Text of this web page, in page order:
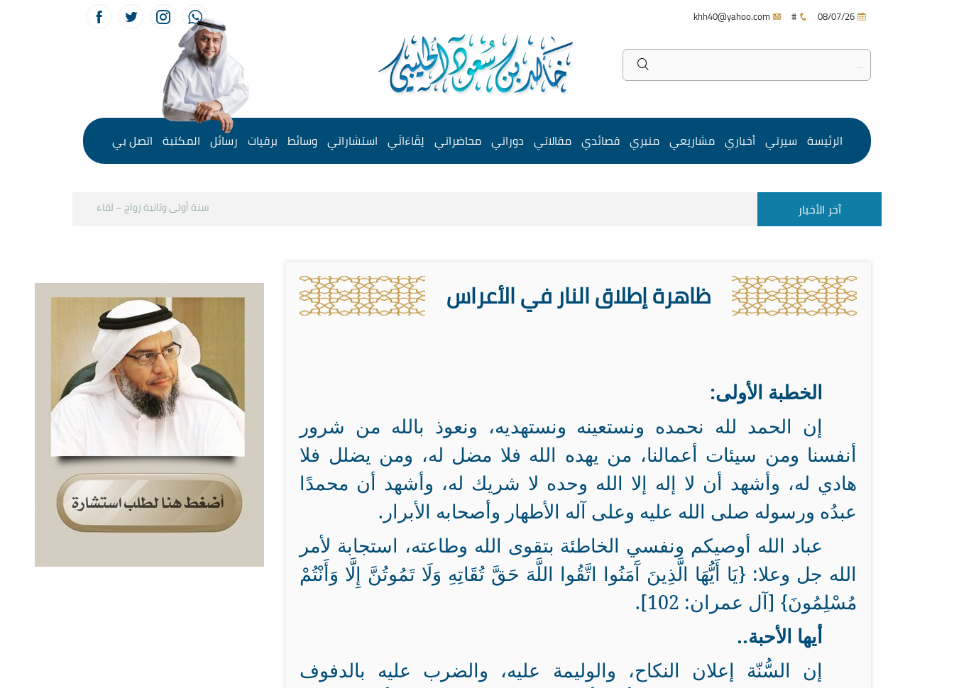
#
الرئيسة سيرتي أخباري مشاريعي منبري قصائدي مقالاتي دوراتي محاضراتي لِقَاءَاتَي استشاراتي وسائط برقيات رسائل المكتبة اتصل بي
آخر الأخبار سنة أولى وثانية زواج – لقاء مع د.خالد الحليبي
ظاهرة إطلاق النار في الأعراس
الخطبة الأولى:
إن الحمد لله نحمده ونستعينه ونستهديه، ونعوذ بالله من شرور
أنفسنا ومن سيئات أعمالنا، من يهده الله فلا مضل له، ومن يضلل فلا
هادي له، وأشهد أن لا إله إلا الله وحده لا شريك له، وأشهد أن محمدًا
عبدُه ورسوله صلى الله عليه وعلى آله الأطهار وأصحابه الأبرار .
عباد الله أوصيكم ونفسي الخاطئة بتقوى الله وطاعته، استجابة لأمر
الله جل وعلا: {يَا أَيُّهَا الَّذِينَ آَمَنُوا اتَّقُوا اللَّهَ حَقَّ تُقَاتِهِ وَلَا تَمُوتُنَّ إِلَّا وَأَنْتُمْ
مُسْلِمُونَ} [آل عمران: 102].
أيها الأحبة..
إن السُّنّة إعلان النكاح، والوليمة عليه، والضرب عليه بالدفوف